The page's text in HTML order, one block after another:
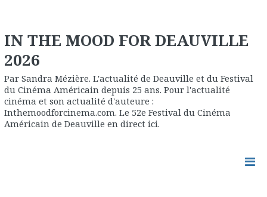
IN THE MOOD FOR DEAUVILLE
2026
Par Sandra Mézière. L'actualité de Deauville et du Festival
du Cinéma Américain depuis 25 ans. Pour l'actualité
cinéma et son actualité d'auteure :
Inthemoodforcinema.com. Le 52e Festival du Cinéma
Américain de Deauville en direct ici.